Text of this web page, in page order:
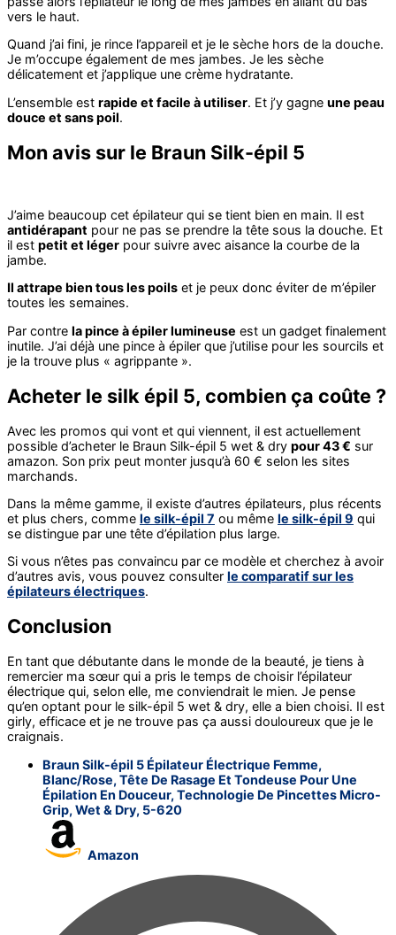
vers le haut.
Quand j’ai fini, je rince l’appareil et je le sèche hors de la douche.
Je m’occupe également de mes jambes. Je les sèche
délicatement et j’applique une crème hydratante.
L’ensemble est rapide et facile à utiliser. Et j’y gagne une peau
douce et sans poil.
Mon avis sur le Braun Silk-épil 5
J’aime beaucoup cet épilateur qui se tient bien en main. Il est
antidérapant pour ne pas se prendre la tête sous la douche. Et
il est petit et léger pour suivre avec aisance la courbe de la
jambe.
Il attrape bien tous les poils et je peux donc éviter de m’épiler
toutes les semaines.
Par contre la pince à épiler lumineuse est un gadget finalement
inutile. J’ai déjà une pince à épiler que j’utilise pour les sourcils et
je la trouve plus « agrippante ».
Acheter le silk épil 5, combien ça coûte ?
Avec les promos qui vont et qui viennent, il est actuellement
possible d’acheter le Braun Silk-épil 5 wet & dry pour 43 € sur
amazon. Son prix peut monter jusqu’à 60 € selon les sites
marchands.
Dans la même gamme, il existe d’autres épilateurs, plus récents
et plus chers, comme le silk-épil 7 ou même le silk-épil 9 qui
se distingue par une tête d’épilation plus large.
Si vous n’êtes pas convaincu par ce modèle et cherchez à avoir
d’autres avis, vous pouvez consulter le comparatif sur les
épilateurs électriques.
Conclusion
En tant que débutante dans le monde de la beauté, je tiens à
remercier ma sœur qui a pris le temps de choisir l’épilateur
électrique qui, selon elle, me conviendrait le mien. Je pense
qu’en optant pour le silk-épil 5 wet & dry, elle a bien choisi. Il est
girly, efficace et je ne trouve pas ça aussi douloureux que je le
craignais.
Braun Silk-épil 5 Épilateur Électrique Femme,
Blanc/Rose, Tête De Rasage Et Tondeuse Pour Une
Épilation En Douceur, Technologie De Pincettes Micro-
Grip, Wet & Dry, 5-620
Amazon